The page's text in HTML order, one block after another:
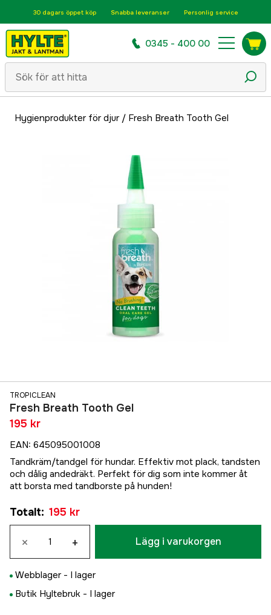
30 dagars öppet köp Snabba leveranser Personlig service
0345 - 400 00
Hygienprodukter för djur/ Fresh Breath Tooth Gel
TROPICLEAN
Fresh Breath Tooth Gel
195 kr
EAN: 645095001008
Tandkräm/tandgel för hundar. Effektiv mot plack, tandsten
och dålig andedräkt. Perfekt för dig som inte kommer åt
att borsta med tandborste på hunden!
Totalt: 195 kr
× + Lägg i varukorgen
Webblager - I lager
Butik Hyltebruk - I lager